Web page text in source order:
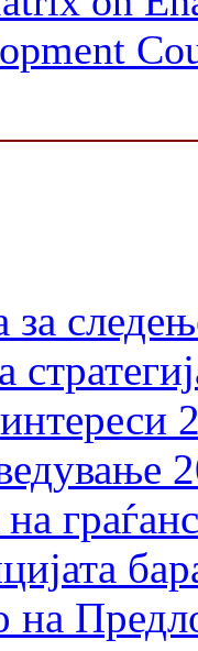
за
на